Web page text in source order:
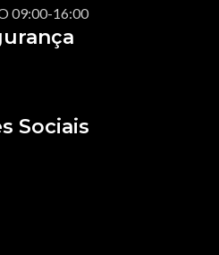
09:00-16:00
Sociais